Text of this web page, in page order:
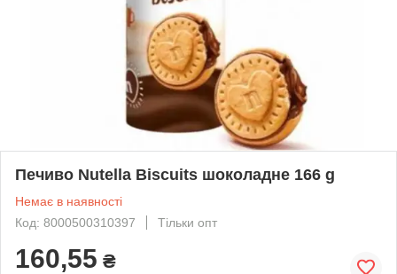
Печиво Nutella Biscuits шоколадне 166 g
Немає в наявності
Код: 8000500310397
Тільки опт
160,55 ₴